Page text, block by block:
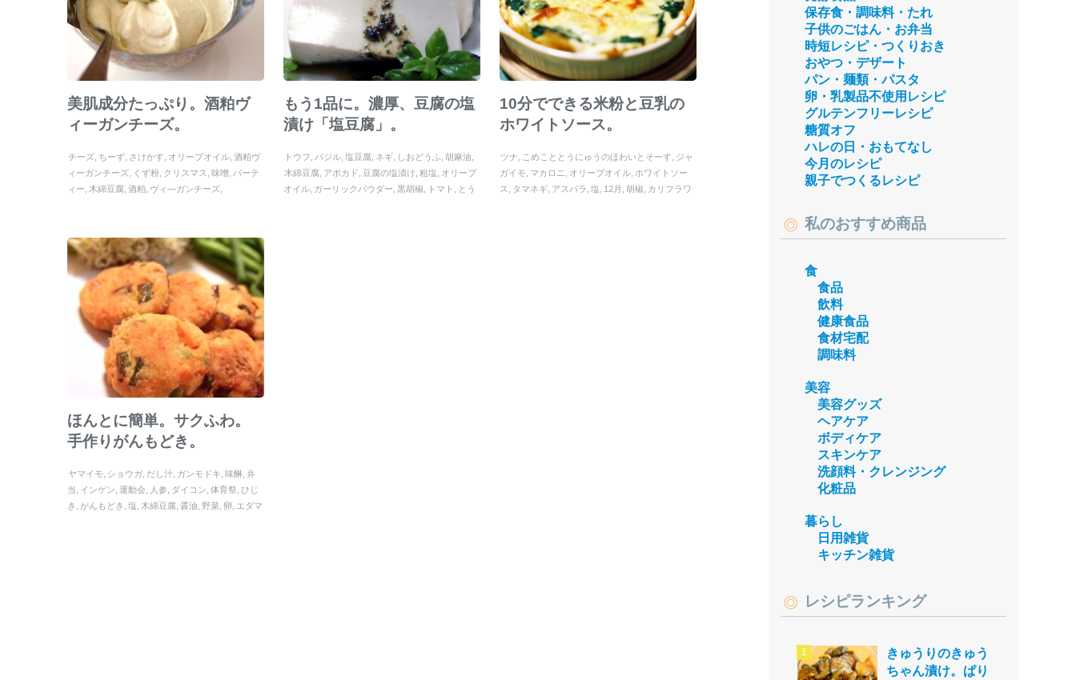
美肌成分たっぷり。酒粕ヴ
ィーガンチーズ。
チーズ ちーず さけかす オリーブオイル 酒粕ヴ
ィーガンチーズ
くず粉 クリスマス 味噌 パーテ
ィー 木綿豆腐 酒粕 ヴィ―ガンチーズ
もう1品に。濃厚、豆腐の塩
漬け「塩豆腐」。
トウフ バジル 塩豆腐 ネギ しおどうふ 胡麻油
木綿豆腐 アボカド 豆腐の塩漬け 粗塩 オリーブ
オイル ガーリックパウダー 黒胡椒 トマト
とう
10分でできる米粉と豆乳の
ホワイトソース。
ツナ こめこととうにゅうのほわいとそーす ジャ
ガイモ マカロニ オリーブオイル ホワイトソー
ス
タマネギ アスパラ 塩 12月 胡椒 カリフラワ
ほんとに簡単。サクふわ。
手作りがんもどき。
ヤマイモ ショウガ だし汁 ガンモドキ 味醂 弁
当 インゲン 運動会 人参 ダイコン 体育祭 ひじ
き
がんもどき 塩 木綿豆腐 醤油 野菜 卵
エダマ
保存食・調味料・たれ
子供のごはん・お弁当
時短レシピ・つくりおき
おやつ・デザート
パン・麺類・パスタ
卵・乳製品不使用レシピ
グルテンフリーレシピ
糖質オフ
ハレの日・おもてなし
今月のレシピ
親子でつくるレシピ
私のおすすめ商品
食
食品
飲料
健康食品
食材宅配
調味料
美容
美容グッズ
ヘアケア
ボディケア
スキンケア
洗顔料・クレンジング
化粧品
暮らし
日用雑貨
キッチン雑貨
レシピランキング
きゅうりのきゅう
ちゃん漬け。ぱり